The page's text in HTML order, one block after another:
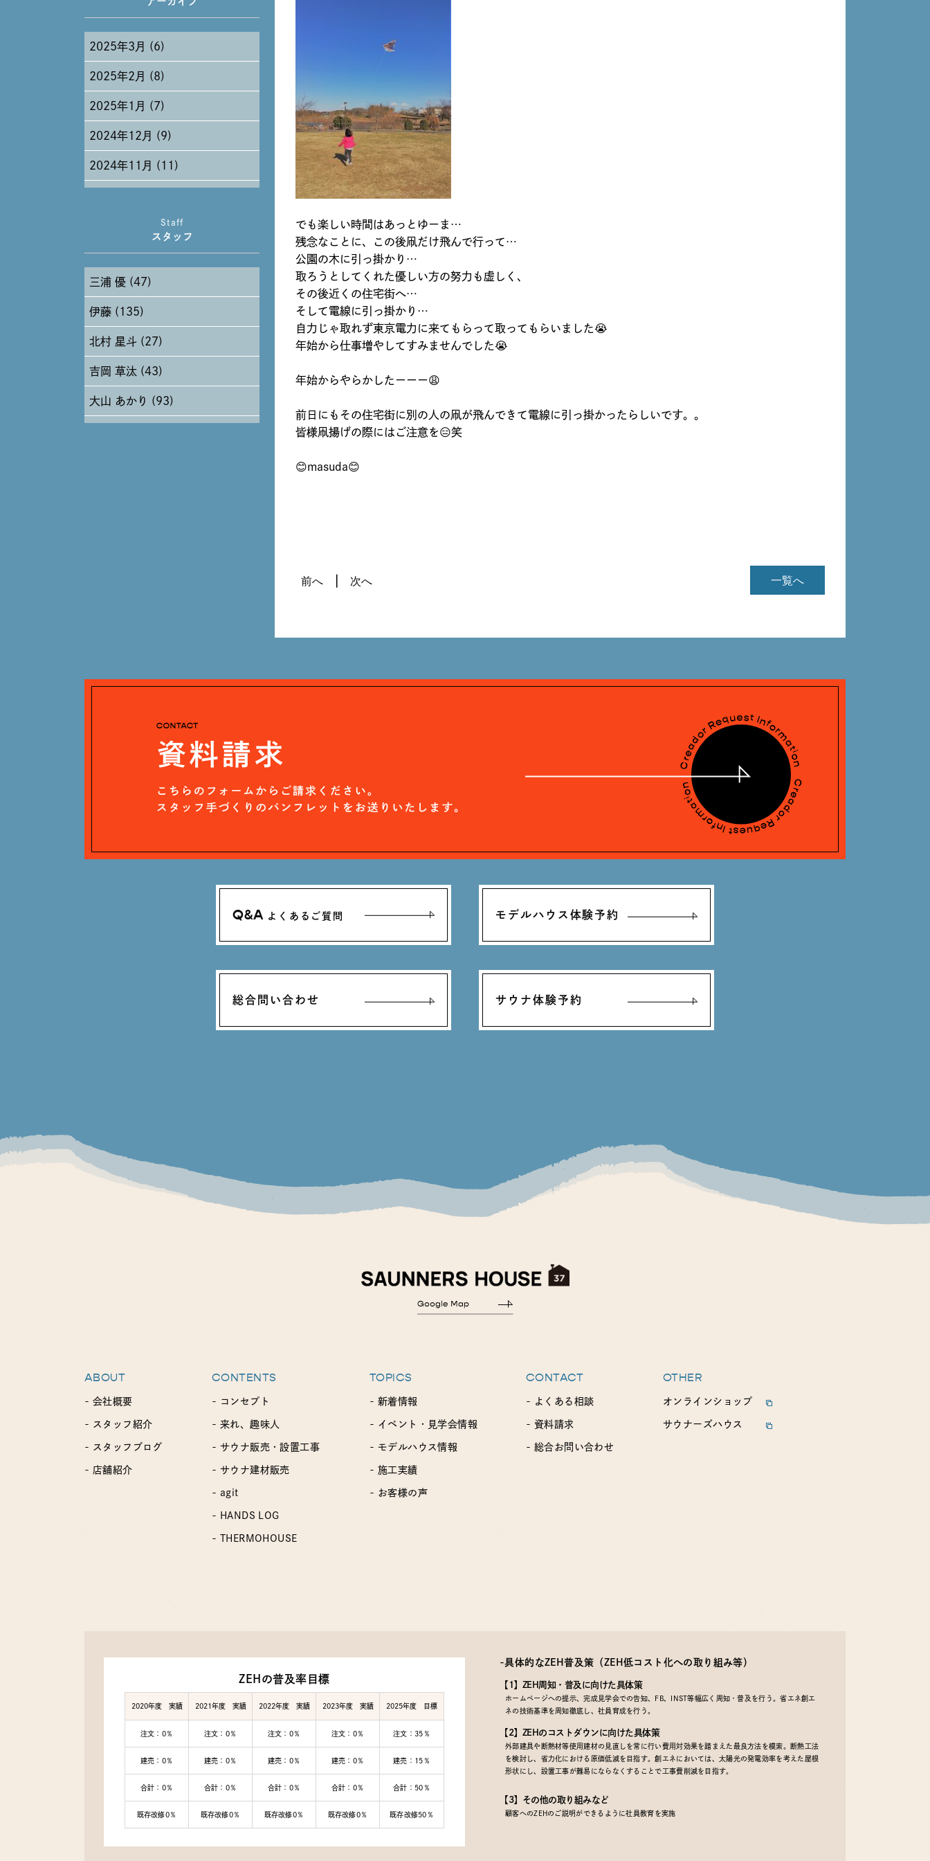
でも楽しい時間はあっとゆーま…
残念なことに、この後凧だけ飛んで行って…
公園の木に引っ掛かり…
取ろうとしてくれた優しい方の努力も虚しく、
その後近くの住宅街へ…
そして電線に引っ掛かり…
自力じゃ取れず東京電力に来てもらって取ってもらいました😭
年始から仕事増やしてすみませんでした😭
年始からやらかしたーーー😩
前日にもその住宅街に別の人の凧が飛んできて電線に引っ掛かったらしいです。。
皆様凧揚げの際にはご注意を😑笑
😊masuda😊
一覧へ
前へ 次へ
2025年3月 (6)
2025年2月 (8)
2025年1月 (7)
2024年12月 (9)
2024年11月 (11)
2024年9月 (11)
2024年8月 (11)
2024年7月 (11)
2024年6月 (12)
2024年5月 (19)
2024年4月 (17)
Staff
スタッフ
三浦 優 (47)
伊藤 (135)
北村 星斗 (27)
吉岡 草汰 (43)
大山 あかり (93)
Q&A よくあるご質問 モデルハウス体験予約
総合問い合わせ サウナ体験予約
ABOUT
- 会社概要
- スタッフ紹介
- スタッフブログ
- 店舗紹介
CONTENTS
- コンセプト
- 来れ、趣味人
- サウナ販売・設置工事
- サウナ建材販売
- agit
- HANDS LOG
- THERMOHOUSE
TOPICS
- 新着情報
- イベント・見学会情報
- モデルハウス情報
- 施工実績
- お客様の声
CONTACT
- よくある相談
- 資料請求
- 総合お問い合わせ
OTHER
オンラインショップ
サウナーズハウス
ZEHの普及率目標
2020年度 実績 2021年度 実績 2022年度 実績 2023年度 実績 2025年度 目標
注文：0％ 注文：0％ 注文：0％ 注文：0％ 注文：35％
建売：0％ 建売：0％ 建売：0％ 建売：0％ 建売：15％
合計：0％ 合計：0％ 合計：0％ 合計：0％ 合計：50％
既存改修0％ 既存改修0％ 既存改修0％ 既存改修0％ 既存改修50％
-具体的なZEH普及策 （ZEH低コスト化への取り組み等）
【1】ZEH周知・普及に向けた具体策
ホームページへの提示、完成見学会での告知、FB、INST等幅広く周知・普及を行う。省エネ創エ
ネの技術基準を周知徹底し、社員育成を行う。
【2】ZEHのコストダウンに向けた具体策
外部建具や断熱材等使用建材の見直しを常に行い費用対効果を踏まえた最良方法を模索。断熱工法
を検討し、省力化における原価低減を目指す。創エネにおいては、太陽光の発電効率を考えた屋根
形状にし、設置工事が難易にならなくすることで工事費削減を目指す。
【3】その他の取り組みなど
顧客へのZEHのご説明ができるように社員教育を実施